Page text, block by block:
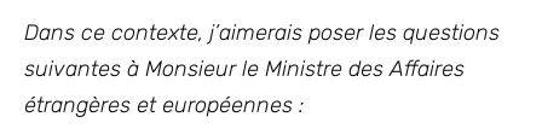
Dans ce contexte, j’aimerais poser les questions
suivantes à Monsieur le Ministre des Affaires
étrangères et européennes :